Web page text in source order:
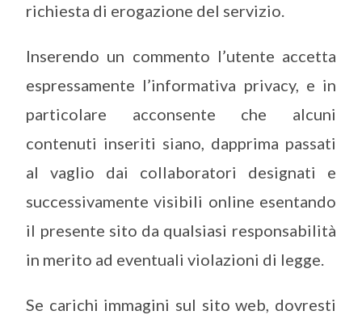
richiesta di erogazione del servizio.
Inserendo un commento l’utente accetta
espressamente l’informativa privacy, e in
particolare acconsente che alcuni
contenuti inseriti siano, dapprima passati
al vaglio dai collaboratori designati e
successivamente visibili online esentando
il presente sito da qualsiasi responsabilità
in merito ad eventuali violazioni di legge.
Se carichi immagini sul sito web, dovresti